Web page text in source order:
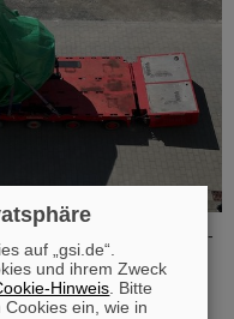
Super-
ist auf das FAIR-
handelt es sich um
(Quadrupol,
auf „gsi.de“.
und ihrem Zweck
Hinweis . Bitte
ein, wie in